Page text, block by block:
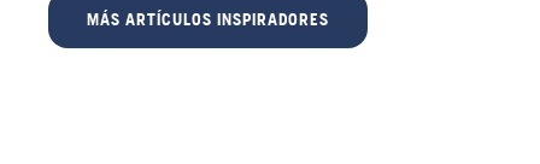
MÁS ARTÍCULOS INSPIRADORES